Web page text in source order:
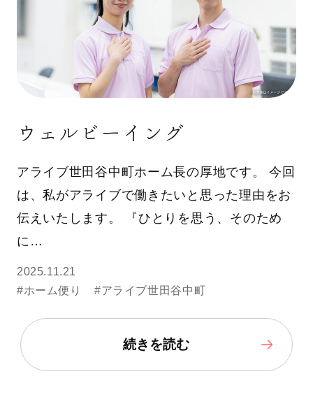
ウェルビーイング
アライブ世田谷中町ホーム長の厚地です。 今回
は、私がアライブで働きたいと思った理由をお
伝えいたします。 『ひとりを思う、そのため
に…
2025.11.21
#ホーム便り
#アライブ世田谷中町
続きを読む